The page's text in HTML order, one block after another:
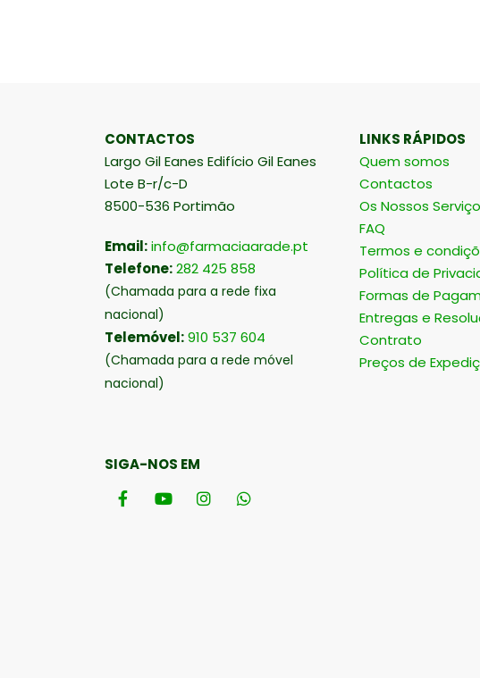
CONTACTOS
Largo Gil Eanes Edifício Gil Eanes
Lote B-r/c-D
8500-536 Portimão
Email:info@farmaciaarade.pt
Telefone:282 425 858
(Chamada para a rede fixa
nacional)
Telemóvel:910 537 604
(Chamada para a rede móvel
nacional)
SIGA-NOS EM
LINKS RÁPIDOS
Quem somos
Contactos
Os Nossos
FAQ
Termos e
Política de
Formas de
Entregas e
Contrato
Preços de